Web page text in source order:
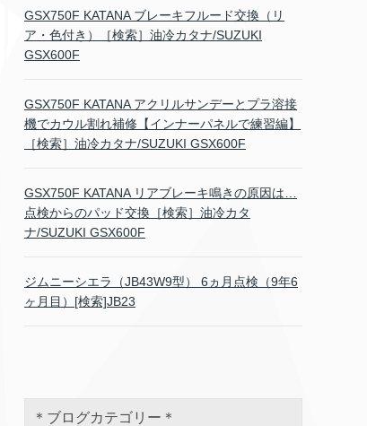
GSX750F KATANA ブレーキフルード交換（リ
ア・色付き）［検索］油冷カタナ/SUZUKI
GSX600F
GSX750F KATANA アクリルサンデーとプラ溶接
機でカウル割れ補修【インナーパネルで練習編】
［検索］油冷カタナ/SUZUKI GSX600F
GSX750F KATANA リアブレーキ鳴きの原因は…
点検からのパッド交換［検索］油冷カタ
ナ/SUZUKI GSX600F
ジムニーシエラ（JB43W9型） 6ヵ月点検（9年6
ヶ月目）[検索]JB23
＊ブログカテゴリー＊